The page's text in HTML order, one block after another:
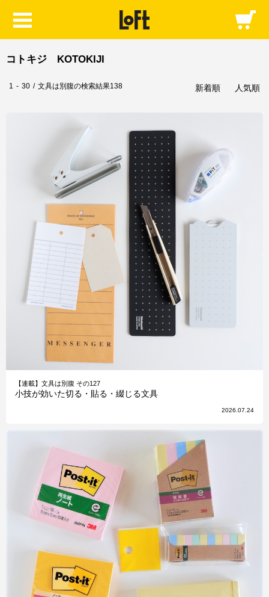
コトキジ KOTOKIJI
1 - 30 / 文具は別腹の検索結果138 新着順 人気順
【連載】文具は別腹 その127
小技が効いた切る・貼る・綴じる文具
2026.07.24